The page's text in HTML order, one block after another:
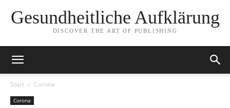
Gesundheitliche Aufklärung
DISCOVER THE ART OF PUBLISHING
Start Corona
Corona